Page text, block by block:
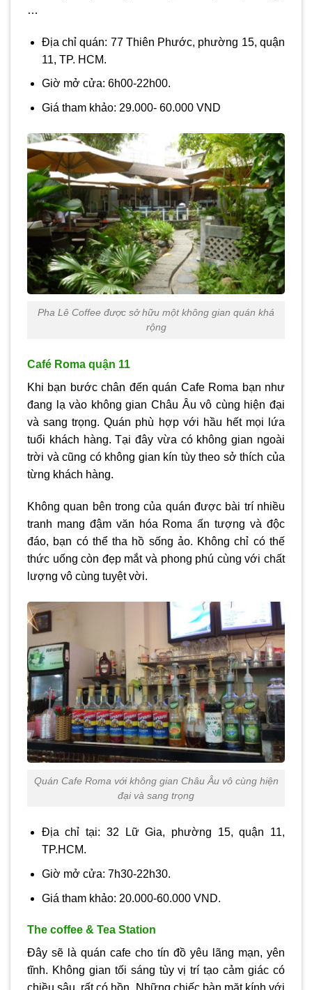
…
Địa chỉ quán: 77 Thiên Phước, phường 15, quận
11, TP. HCM.
Giờ mở cửa: 6h00-22h00.
Giá tham khảo: 29.000- 60.000 VND
Pha Lê Coffee được sở hữu một không gian quán khá
rộng
Café Roma quận 11
Khi bạn bước chân đến quán Cafe Roma bạn như
đang lạ vào không gian Châu Âu vô cùng hiện đại
và sang trọng. Quán phù hợp với hầu hết mọi lứa
tuổi khách hàng. Tại đây vừa có không gian ngoài
trời và cũng có không gian kín tùy theo sở thích của
từng khách hàng.
Không quan bên trong của quán được bài trí nhiều
tranh mang đậm văn hóa Roma ấn tượng và độc
đáo, bạn có thể tha hồ sống ảo. Không chỉ có thế
thức uống còn đẹp mắt và phong phú cùng với chất
lượng vô cùng tuyệt vời.
Quán Cafe Roma với không gian Châu Âu vô cùng hiện
đại và sang trọng
Địa chỉ tại: 32 Lữ Gia, phường 15, quận 11,
TP.HCM.
Giờ mở cửa: 7h30-22h30.
Giá tham khảo: 20.000-60.000 VND.
The coffee & Tea Station
Đây sẽ là quán cafe cho tín đồ yêu lãng mạn, yên
tĩnh. Không gian tối sáng tùy vị trí tạo cảm giác có